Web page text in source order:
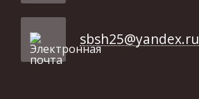
sbsh25@yandex.ru